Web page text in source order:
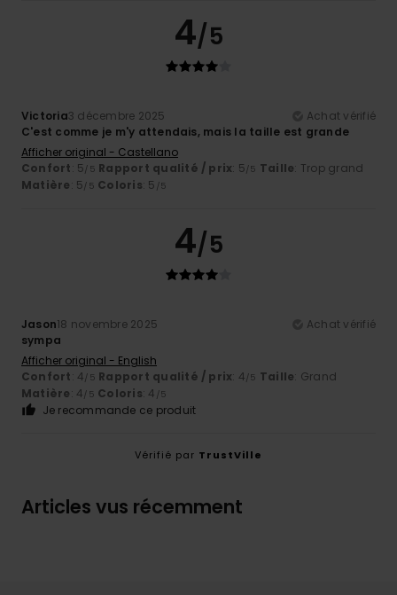
4/5
Victoria3 décembre 2025
Achat vérifié
C'est comme je m'y attendais, mais la taille est grande
Afficher original - Castellano
Confort: 5/5 Rapport qualité / prix: 5/5 Taille: Trop grand
Matière: 5/5 Coloris: 5 /5
4/5
Jason18 novembre 2025
Achat vérifié
sympa
Afficher original - English
Confort: 4/5 Rapport qualité / prix: 4/5 Taille: Grand
Matière: 4/5 Coloris: 4 /5
Je recommande ce produit
Vérifié par TrustVille
Articles vus récemment